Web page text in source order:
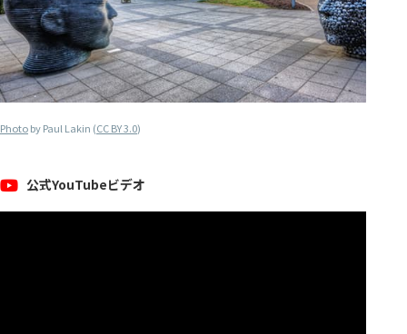
Photoby Paul Lakin (CC BY 3.0)
公式YouTubeビデオ